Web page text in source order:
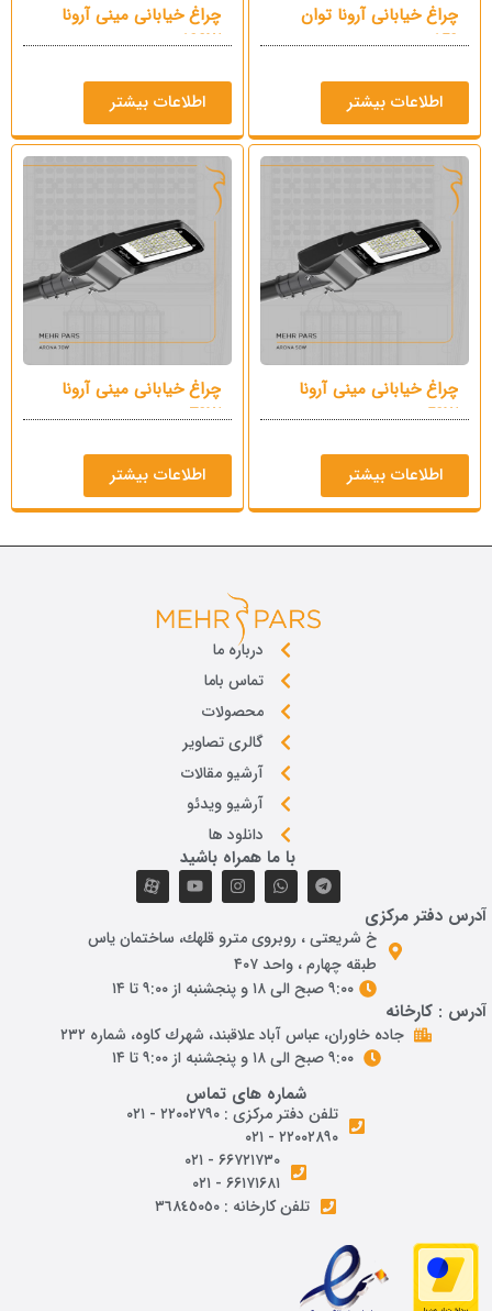
چراغ خیابانی آرونا توان
150 وات
اطلاعات بیشتر
چراغ خیابانی مینی آرونا
130W
اطلاعات بیشتر
چراغ خیابانی مینی آرونا
50W
اطلاعات بیشتر
چراغ خیابانی مینی آرونا
70W
اطلاعات بیشتر
درباره ما
تماس باما
محصولات
گالری تصاویر
آرشیو مقالات
آرشیو ویدئو
دانلود ها
با ما همراه باشید
آدرس دفتر مرکزی
خ شريعتی ، روبروی مترو قلهك، ساختمان ياس
طبقه چهارم ، واحد ۴۰۷
۹:۰۰ صبح الی ۱۸ و پنجشنبه از ۹:۰۰ تا ۱۴
آدرس : کارخانه
جاده خاوران، عباس آباد علاقبند، شهرك كاوه، شماره ٢٣٢
۹:۰۰ صبح الی ۱۸ و پنجشنبه از ۹:۰۰ تا ۱۴
شماره های تماس
تلفن دفتر مرکزی : ۲۲۰۰۲۷۹۰ - ۰۲۱
۲۲۰۰۲۸۹۰ - ۰۲۱
۶۶۷۲۱۷۳۰ - ۰۲۱
۶۶۱۷۱۶۸۱ - ۰۲۱
تلفن کارخانه : ٣٦٨٤٥٠٥٠